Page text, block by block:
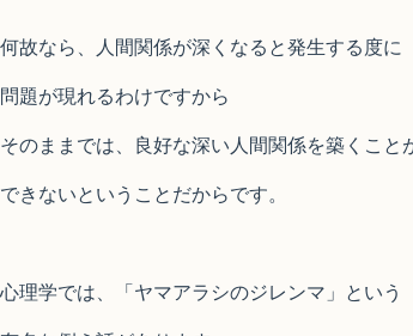
何故なら、人間関係が深くなると発生する度に
問題が現れるわけですから
そのままでは、良好な深い人間関係を築くこと
できないということだからです。
心理学では、「ヤマアラシのジレンマ」という